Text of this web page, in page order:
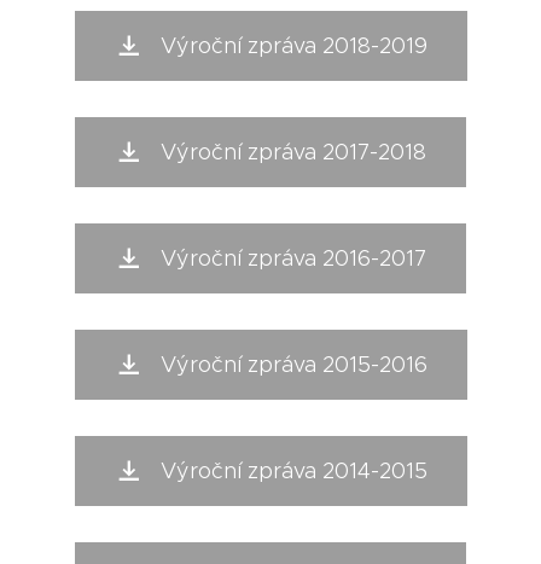
Výroční zpráva 2018-2019
Výroční zpráva 2017-2018
Výroční zpráva 2016-2017
Výroční zpráva 2015-2016
Výroční zpráva 2014-2015